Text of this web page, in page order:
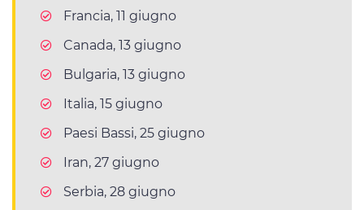
Francia, 11 giugno
Canada, 13 giugno
Bulgaria, 13 giugno
Italia, 15 giugno
Paesi Bassi, 25 giugno
Iran, 27 giugno
Serbia, 28 giugno